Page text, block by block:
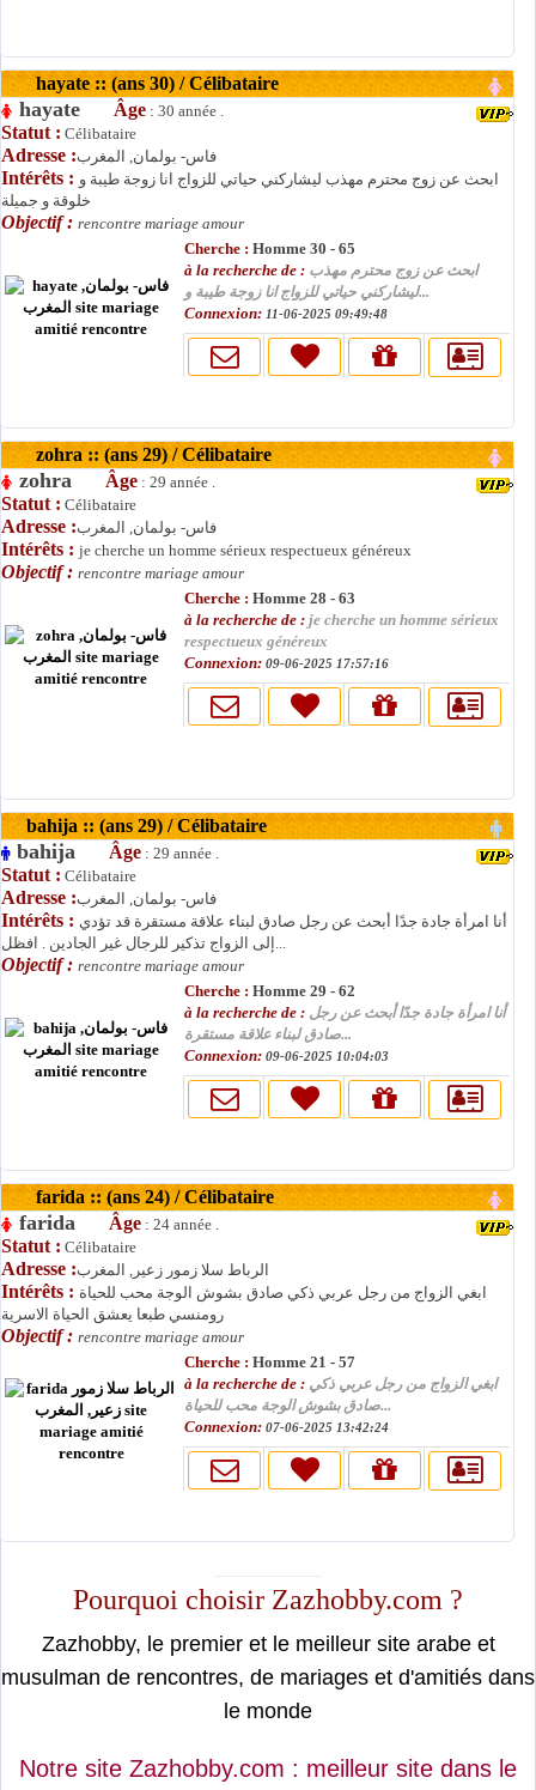
hayate :: (ans 30) / Célibataire
hayate Âge : 30 année .
Statut : Célibataire
Adresse :فاس- بولمان, المغرب
Intérêts : ابحث عن زوج محترم مهذب ليشاركني حياتي للزواج انا زوجة طيبة و
خلوقة و جميلة
Objectif : rencontre mariage amour
Cherche : Homme 30 - 65
à la recherche de : ابحث عن زوج محترم مهذب
ليشاركني حياتي للزواج انا زوجة طيبة و...
Connexion: 11-06-2025 09:49:48
zohra :: (ans 29) / Célibataire
zohra Âge : 29 année .
Statut : Célibataire
Adresse :فاس- بولمان, المغرب
Intérêts : je cherche un homme sérieux respectueux généreux
Objectif : rencontre mariage amour
Cherche : Homme 28 - 63
à la recherche de : je cherche un homme sérieux
respectueux généreux
Connexion: 09-06-2025 17:57:16
bahija :: (ans 29) / Célibataire
bahija Âge : 29 année .
Statut : Célibataire
Adresse :فاس- بولمان, المغرب
Intérêts : أنا امرأة جادة جدًا أبحث عن رجل صادق لبناء علاقة مستقرة قد تؤدي
إلى الزواج تذكير للرجال غير الجادين . افظل...
Objectif : rencontre mariage amour
Cherche : Homme 29 - 62
à la recherche de : أنا امرأة جادة جدًا أبحث عن رجل
صادق لبناء علاقة مستقرة...
Connexion: 09-06-2025 10:04:03
farida :: (ans 24) / Célibataire
farida Âge : 24 année .
Statut : Célibataire
Adresse :الرباط سلا زمور زعير, المغرب
Intérêts : ابغي الزواج من رجل عربي ذكي صادق بشوش الوجة محب للحياة
رومنسي طبعا يعشق الحياة الاسرية
Objectif : rencontre mariage amour
Cherche : Homme 21 - 57
à la recherche de : ابغي الزواج من رجل عربي ذكي
صادق بشوش الوجة محب للحياة...
Connexion: 07-06-2025 13:42:24
Pourquoi choisir Zazhobby.com ?
Zazhobby, le premier et le meilleur site arabe et
musulman de rencontres, de mariages et d'amitiés dans
le monde
Notre site Zazhobby.com : meilleur site dans le